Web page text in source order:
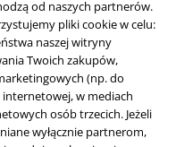
od naszych partnerów.
pliki cookie w celu:
naszej witryny
Twoich zakupów,
(np. do
w mediach
osób trzecich. Jeżeli
wyłącznie partnerom,